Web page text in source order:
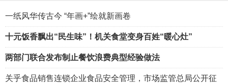
一纸风华传古今 “年画+”绘就新画卷
十元饭香飘出“民生味”！机关食堂变身百姓“暖心灶”
两部门联合发布制止餐饮浪费典型经验做法
关乎食品销售连锁企业食品安全管理，市场监管总局公开征